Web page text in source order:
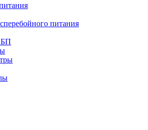
питания